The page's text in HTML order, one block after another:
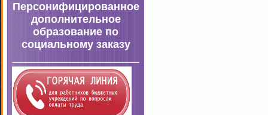
Персонифицированное
дополнительное
образование по
социальному заказу